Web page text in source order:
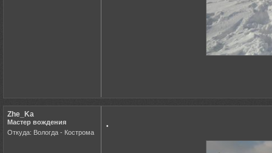
Zhe_Ka
Мастер вождения
Откуда: Вологда - Кострома
.